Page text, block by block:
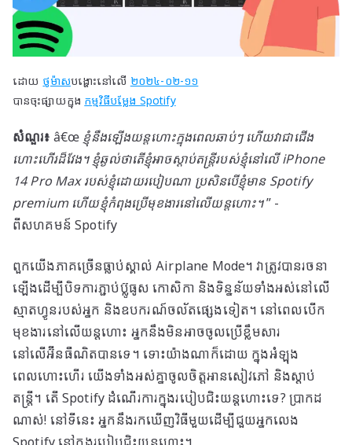
ដោយ ថូម៉ាសបង្ហោះនៅលើ ២០២៤-០២-១១
បានចុះផ្សាយក្នុង កម្មវិធីបម្លែង Spotify
សំណួរ៖ â€œ ខ្ញុំ​នឹង​ឡើង​យន្តហោះ​ក្នុង​ពេល​ឆាប់ៗ ហើយ​វា​ជា​ជើង​
ហោះហើរ​ដ៏​វែង។ ខ្ញុំឆ្ងល់ថាតើខ្ញុំអាចស្តាប់តន្ត្រីរបស់ខ្ញុំនៅលើ iPhone
14 Pro Max របស់ខ្ញុំដោយរបៀបណា ប្រសិនបើខ្ញុំមាន Spotify
premium ហើយខ្ញុំកំពុងប្រើមុខងារនៅលើយន្តហោះ។” -
ពីសហគមន៍ Spotify
ពួកយើងភាគច្រើនធ្លាប់ស្គាល់ Airplane Mode។ វាត្រូវបានរចនា
ឡើងដើម្បីបិទការភ្ជាប់ប៊្លូធូស កោសិកា និងទិន្នន័យទាំងអស់នៅលើ
ស្មាតហ្វូនរបស់អ្នក និងឧបករណ៍ចល័តផ្សេងទៀត។ នៅពេលបើក
មុខងារនៅលើយន្តហោះ អ្នកនឹងមិនអាចចូលប្រើខ្លឹមសារ
នៅលើអ៊ីនធឺណិតបានទេ។ ទោះយ៉ាងណាក៏ដោយ ក្នុងអំឡុង
ពេលហោះហើរ យើងទាំងអស់គ្នាចូលចិត្តអានសៀវភៅ និងស្តាប់
តន្ត្រី។ តើ Spotify ដំណើរការក្នុងរបៀបជិះយន្តហោះទេ? ប្រាកដ
ណាស់! នៅទីនេះ អ្នកនឹងរកឃើញវិធីមួយដើម្បីជួយអ្នកលេង